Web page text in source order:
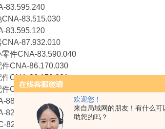
欢迎您！
来自局域网的朋友！有什么可
助您的吗？
83.595.240
83.515.030
83.595.120
87.932.010
件CNA-83.590.040
CNA-86.170.030
CNA-86.170.031
CNA-86.170.032
88.124.720
82.930.020
82.930.010